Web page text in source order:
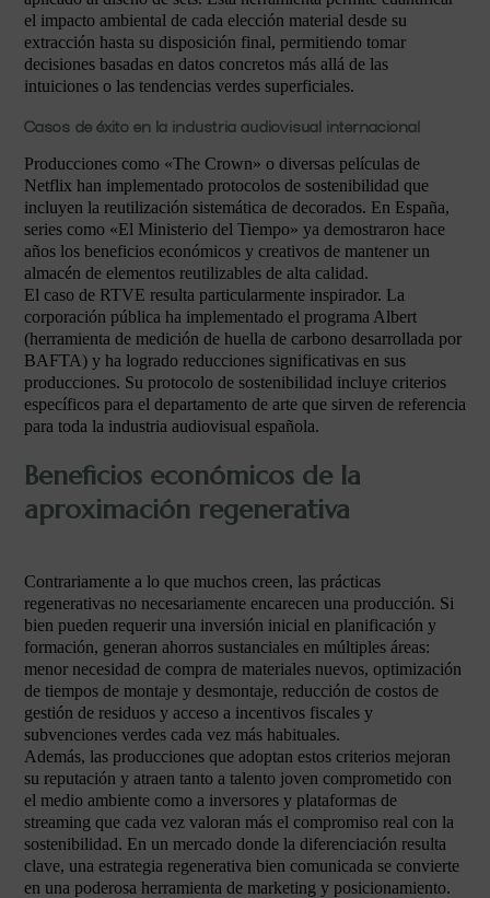
el impacto ambiental de cada elección material desde su
extracción hasta su disposición final, permitiendo tomar
decisiones basadas en datos concretos más allá de las
intuiciones o las tendencias verdes superficiales.
Casos de éxito en la industria audiovisual internacional
Producciones como «The Crown» o diversas películas de
Netflix han implementado protocolos de sostenibilidad que
incluyen la reutilización sistemática de decorados. En España,
series como «El Ministerio del Tiempo» ya demostraron hace
años los beneficios económicos y creativos de mantener un
almacén de elementos reutilizables de alta calidad.
El caso de RTVE resulta particularmente inspirador. La
corporación pública ha implementado el programa Albert
(herramienta de medición de huella de carbono desarrollada por
BAFTA) y ha logrado reducciones significativas en sus
producciones. Su protocolo de sostenibilidad incluye criterios
específicos para el departamento de arte que sirven de referencia
para toda la industria audiovisual española.
Beneficios económicos de la
aproximación regenerativa
Contrariamente a lo que muchos creen, las prácticas
regenerativas no necesariamente encarecen una producción. Si
bien pueden requerir una inversión inicial en planificación y
formación, generan ahorros sustanciales en múltiples áreas:
menor necesidad de compra de materiales nuevos, optimización
de tiempos de montaje y desmontaje, reducción de costos de
gestión de residuos y acceso a incentivos fiscales y
subvenciones verdes cada vez más habituales.
Además, las producciones que adoptan estos criterios mejoran
su reputación y atraen tanto a talento joven comprometido con
el medio ambiente como a inversores y plataformas de
streaming que cada vez valoran más el compromiso real con la
sostenibilidad. En un mercado donde la diferenciación resulta
clave, una estrategia regenerativa bien comunicada se convierte
en una poderosa herramienta de marketing y posicionamiento.